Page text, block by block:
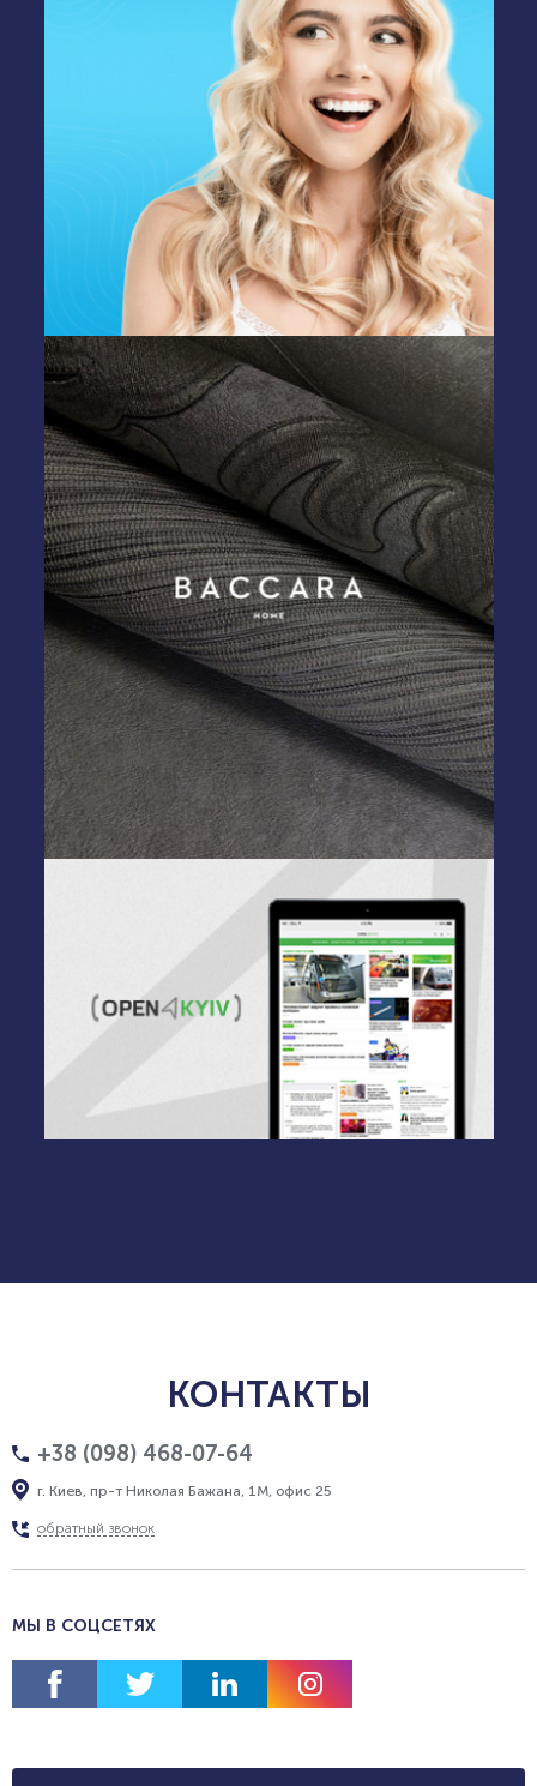
КОНТАКТЫ
+38 (098) 468-07-64
г. Киев, пр-т Николая Бажана, 1М, офис 25
обратный звонок
МЫ В СОЦСЕТЯХ